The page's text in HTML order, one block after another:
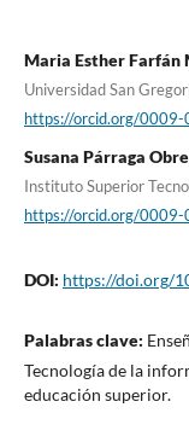
Maria Esther Farfán
Universidad San
https://orcid.org/
Susana Párraga
Instituto Superior
https://orcid.org/
DOI: https://doi.org/
Palabras clave:
Tecnología de la
educación superior.